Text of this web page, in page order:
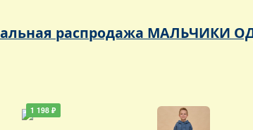
распродажа МАЛЬЧИКИ
1 198 ₽